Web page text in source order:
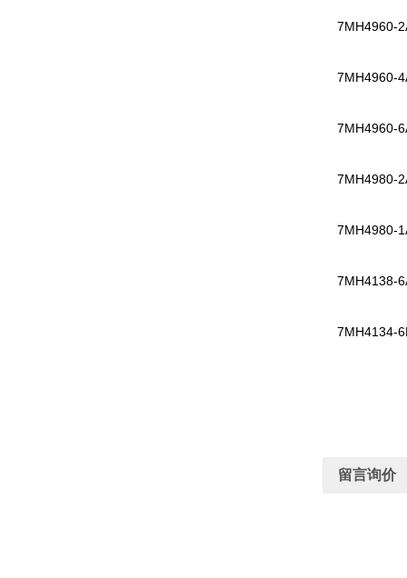
7MH4960-
7MH4960-
7MH4960-
7MH4980-
7MH4980-
7MH4138-
7MH4134-
留言询价